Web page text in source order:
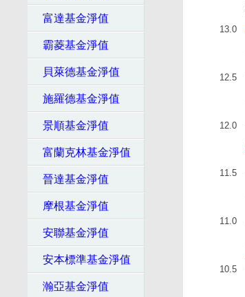
富達基金淨值
霸菱基金淨值
貝萊德基金淨值
施羅德基金淨值
景順基金淨值
富蘭克林基金淨值
晉達基金淨值
摩根基金淨值
安聯基金淨值
安本標準基金淨值
瀚亞基金淨值
10.5
11.0
11.5
12.0
12.5
13.0